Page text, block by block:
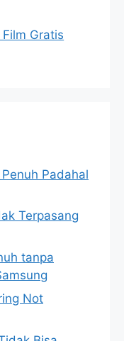
Gratis
Padahal
Terpasang
tanpa
Not